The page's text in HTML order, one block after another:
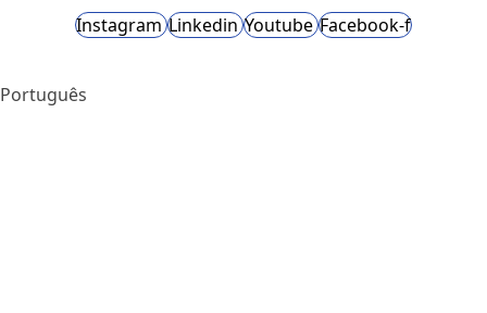
Instagram Linkedin Youtube Facebook-f
Português